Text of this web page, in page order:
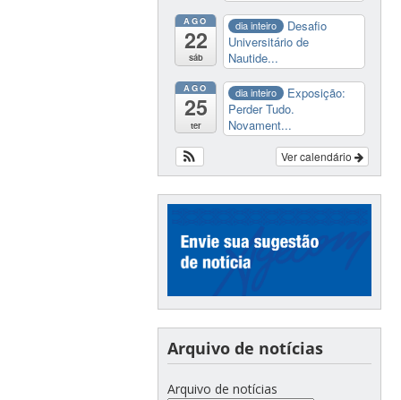
AGO
22
sáb
dia inteiro
Desafio
Universitário de
Nautide...
AGO
25
ter
dia inteiro
Exposição:
Perder Tudo.
Novament...
Ver calendário
Arquivo de notícias
Arquivo de notícias